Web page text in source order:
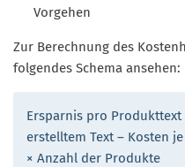
Vorgehen
Zur Berechnung des
folgendes Schema ansehen:
Ersparnis pro
erstelltem Text – Kosten
× Anzahl der Produkte